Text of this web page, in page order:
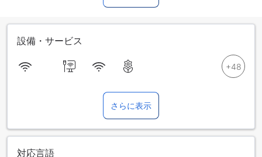
設備・サービス
さらに表示
対応言語